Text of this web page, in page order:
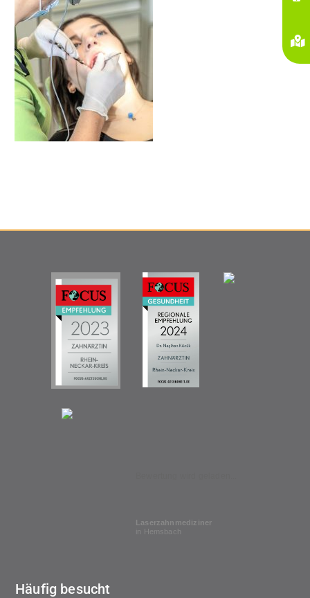
Laserzahnmediziner
in Hemsbach
Häufig besucht